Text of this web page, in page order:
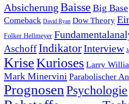
Absicherung Baisse Big Base
Comeback David Ryan Dow Theory
Folker Hellmeyer
Aschoff IndikatorInterview
KriseKurioses Larry
Mark Minervini Parabolischer
Prognosen Psychologie